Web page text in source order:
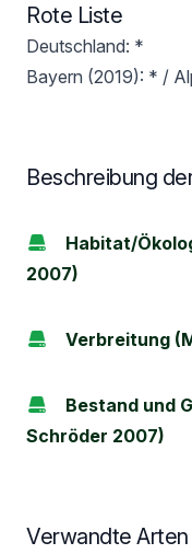
Rote Liste
Deutschland: *
Bayern (2019): * /
Beschreibung
Habitat/
2007)
Verbreitung
Bestand und
Schröder 2007)
Verwandte Arten